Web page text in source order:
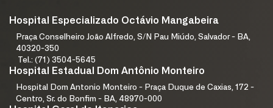
Hospital Especializado Octávio Mangabeira
Praça Conselheiro João Alfredo, S/N Pau Miúdo, Salvador - BA,
40320-350
Tel.: (71) 3504-5645
Hospital Estadual Dom Antônio Monteiro
Hospital Dom Antonio Monteiro - Praça Duque de Caxias, 172 -
Centro, Sr. do Bonfim - BA, 48970-000